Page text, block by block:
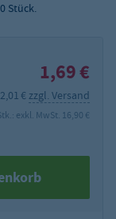
Stück.
1,69 €
€ zzgl. Versand
exkl. MwSt. 16,90 €